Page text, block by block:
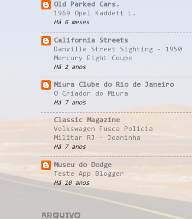
Old Parked Cars.
1969 Opel Kaddett L.
Há 6 meses
California Streets
Danville Street Sighting - 1950
Mercury Eight Coupe
Há 2 anos
Miura Clube do Rio de Janeiro
O Criador do Miura
Há 7 anos
Classic Magazine
Volkswagen Fusca Policia
Militar RJ - Joaninha
Há 7 anos
Museu do Dodge
Teste App Blogger
Há 10 anos
ARQUIVO